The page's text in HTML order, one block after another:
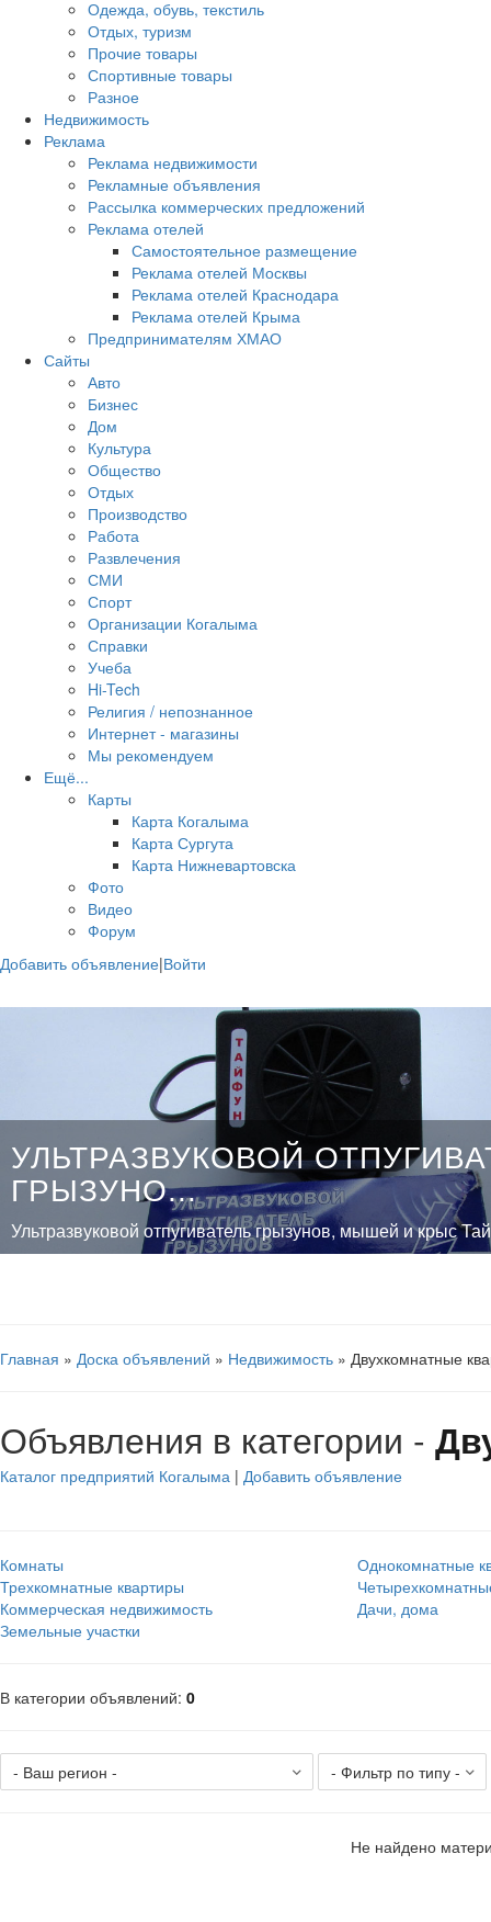
Одежда, обувь, текстиль
Отдых, туризм
Прочие товары
Спортивные товары
Разное
Недвижимость
Реклама
Реклама недвижимости
Рекламные объявления
Рассылка коммерческих предложений
Реклама отелей
Самостоятельное размещение
Реклама отелей Москвы
Реклама отелей Краснодара
Реклама отелей Крыма
Предпринимателям ХМАО
Сайты
Авто
Бизнес
Дом
Культура
Общество
Отдых
Производство
Работа
Развлечения
СМИ
Спорт
Организации Когалыма
Справки
Учеба
Hi-Tech
Религия / непознанное
Интернет - магазины
Мы рекомендуем
Ещё...
Карты
Карта Когалыма
Карта Сургута
Карта Нижневартовска
Фото
Видео
Форум
Добавить объявление|Войти
УЛЬТРАЗВУКОВОЙ
ГРЫЗУНО...
Ультразвуковой отпугиватель грызунов, мышей и крыс
Главная » Доска объявлений » Недвижимость » Двухкомнатные
Объявления в категории -
Каталог предприятий Когалыма | Добавить объявление
Комнаты
Однокомнатные
Трехкомнатные квартиры
Коммерческая недвижимость
Дачи, дома
Земельные участки
В категории объявлений: 0
Не найдено